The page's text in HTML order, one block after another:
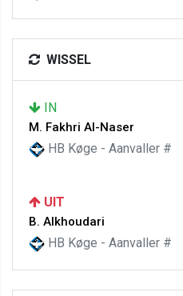
WISSEL
IN
M. Fakhri Al-Naser
HB Køge - Aanvaller #
UIT
B. Alkhoudari
HB Køge - Aanvaller #